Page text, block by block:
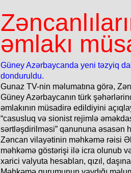
əmlakı
Güney Azərbaycanda yeni təzyiq
donduruldu.
Gunaz TV-nin məlumatına görə,
Güney Azərbaycanın türk
əmlakının müsadirə edildiyini
“casusluq və sionist rejimlə
sərtləşdirilməsi” qanununa əsasən
Zəncan vilayətinin məhkəmə rəisi
məhkəmə göstərişi ilə icra olunub
xarici valyuta hesabları, qızıl,